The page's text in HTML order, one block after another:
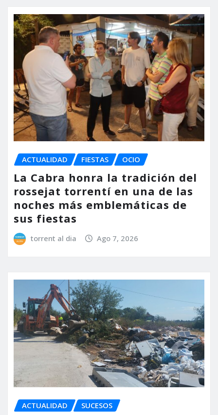
ACTUALIDAD FIESTAS OCIO
La Cabra honra la tradición del
rossejat torrentí en una de las
noches más emblemáticas de
sus fiestas
torrent al dia Ago 7, 2026
ACTUALIDAD SUCESOS